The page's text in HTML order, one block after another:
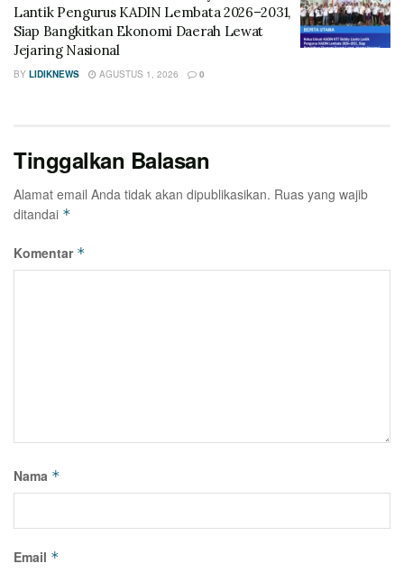
Lantik Pengurus KADIN Lembata 2026–2031,
Siap Bangkitkan Ekonomi Daerah Lewat
Jejaring Nasional
BY LIDIKNEWS AGUSTUS 1, 2026 0
Tinggalkan Balasan
Alamat email Anda tidak akan dipublikasikan. Ruas yang wajib
ditandai *
Komentar *
Nama *
Email *